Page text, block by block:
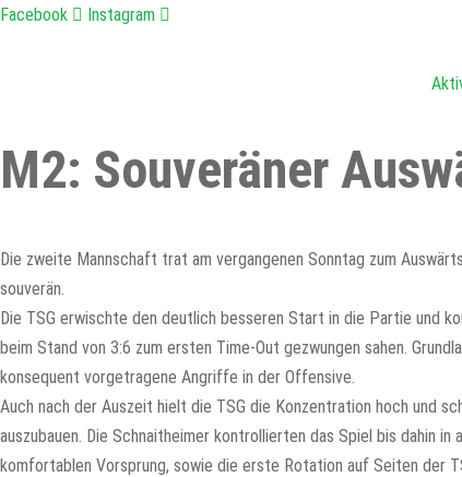
Zum
Facebook Instagram
M2: Souveräner
Die zweite Mannschaft trat am vergangenen Sonntag zum
souverän.
Die TSG erwischte den deutlich besseren Start in die Partie und
beim Stand von 3:6 zum ersten Time-Out gezwungen sahen.
konsequent vorgetragene Angriffe in der Offensive.
Auch nach der Auszeit hielt die TSG die Konzentration hoch und
auszubauen. Die Schnaitheimer kontrollierten das Spiel bis dahin
komfortablen Vorsprung, sowie die erste Rotation auf Seiten der